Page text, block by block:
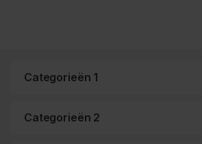
Categorieën 1
Categorieën 2